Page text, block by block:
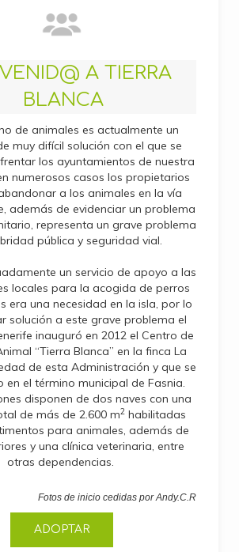
A TIERRA
BLANCA
de animales es actualmente un
muy difícil solución con el que se
los ayuntamientos de nuestra
numerosos casos los propietarios
a los animales en la vía
además de evidenciar un problema
representa un grave problema
pública y seguridad vial.
un servicio de apoyo a las
locales para la acogida de perros
era una necesidad en la isla, por lo
solución a este grave problema el
inauguró en 2012 el Centro de
“Tierra Blanca” en la finca La
de esta Administración y que se
en el término municipal de Fasnia.
disponen de dos naves con una
de más de 2.600 m2habilitadas
para animales, además de
y una clínica veterinaria, entre
otras dependencias.
Fotos de inicio cedidas por Andy.C.R
ADOPTAR